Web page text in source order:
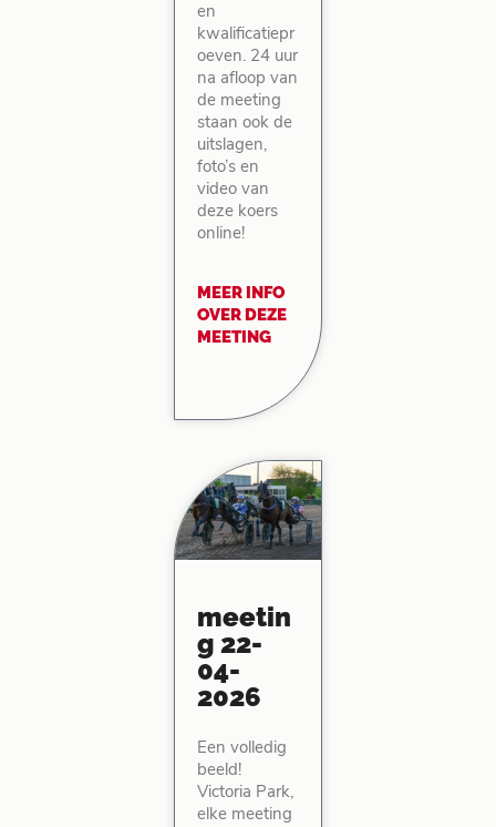
en
kwalificatiepr
oeven. 24 uur
na afloop van
de meeting
staan ook de
uitslagen,
foto’s en
video van
deze koers
online!
MEER INFO
OVER DEZE
MEETING
meetin
g 22-
04-
2026
Een volledig
beeld!
Victoria Park,
elke meeting